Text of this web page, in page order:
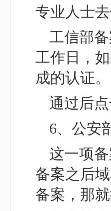
专业人士
工信部
工作日，
成的认证。
通过后
6、公安
这一项
备案之后
备案，那